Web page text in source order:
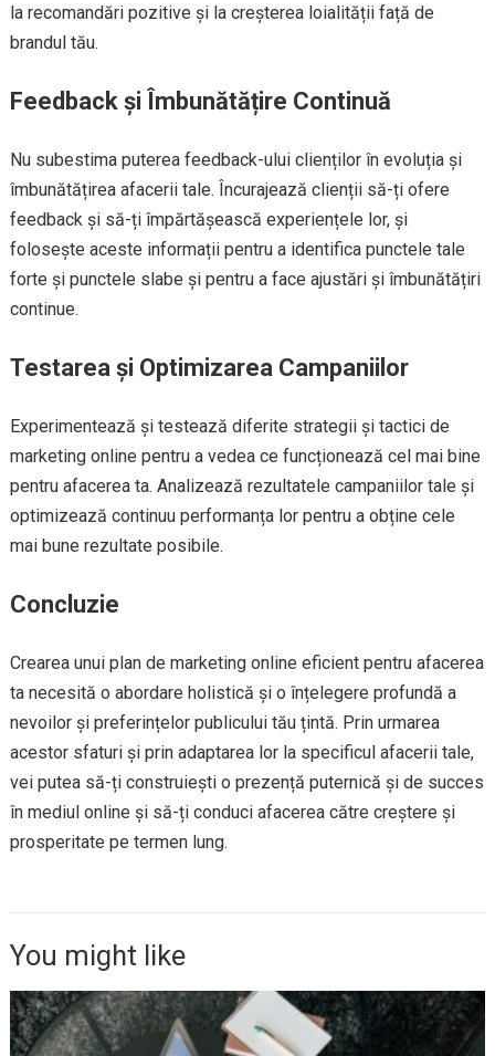
la recomandări pozitive și la creșterea loialității față de
brandul tău.
Feedback și Îmbunătățire Continuă
Nu subestima puterea feedback-ului clienților în evoluția și
îmbunătățirea afacerii tale. Încurajează clienții să-ți ofere
feedback și să-ți împărtășească experiențele lor, și
folosește aceste informații pentru a identifica punctele tale
forte și punctele slabe și pentru a face ajustări și îmbunătățiri
continue.
Testarea și Optimizarea Campaniilor
Experimentează și testează diferite strategii și tactici de
marketing online pentru a vedea ce funcționează cel mai bine
pentru afacerea ta. Analizează rezultatele campaniilor tale și
optimizează continuu performanța lor pentru a obține cele
mai bune rezultate posibile.
Concluzie
Crearea unui plan de marketing online eficient pentru afacerea
ta necesită o abordare holistică și o înțelegere profundă a
nevoilor și preferințelor publicului tău țintă. Prin urmarea
acestor sfaturi și prin adaptarea lor la specificul afacerii tale,
vei putea să-ți construiești o prezență puternică și de succes
în mediul online și să-ți conduci afacerea către creștere și
prosperitate pe termen lung.
You might like